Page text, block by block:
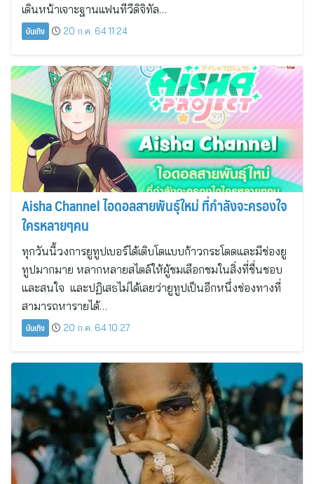
เดินหน้าเจาะฐานแฟนทีวีดิจิทัล…
บันเทิง 20 ก.ค. 64 11:24
Aisha Channel ไอดอลสายพันธุ์ใหม่ ที่กำลังจะครองใจ
ใครหลายๆคน
ทุกวันนี้วงการยูทูปเบอร์ได้เติบโตแบบก้าวกระโดดและมีช่องยู
ทูปมากมาย หลากหลายสไตล์ให้ผู้ชมเลือกชมในสิ่งที่ชื่นชอบ
และสนใจ และปฏิเสธไม่ได้เลยว่ายูทูปเป็นอีกหนึ่งช่องทางที่
สามารถหารายได้…
บันเทิง 20 ก.ค. 64 10:27